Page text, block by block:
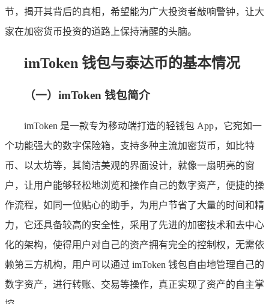
节，揭开其背后的真相，希望能为广大投资者敲响警钟，让大
家在加密货币投资的道路上保持清醒的头脑。
imToken 钱包与泰达币的基本情况
（一）imToken 钱包简介
imToken 是一款专为移动端打造的轻钱包 App，它宛如一
个功能强大的数字保险箱，支持多种主流加密货币，如比特
币、以太坊等，其简洁美观的界面设计，就像一扇明亮的窗
户，让用户能够轻松地浏览和操作自己的数字资产，便捷的操
作流程，如同一位贴心的助手，为用户节省了大量的时间和精
力，它还具备较高的安全性，采用了先进的加密技术和去中心
化的架构，使得用户对自己的资产拥有完全的控制权，无需依
赖第三方机构，用户可以通过 imToken 钱包自由地管理自己的
数字资产，进行转账、交易等操作，真正实现了资产的自主掌